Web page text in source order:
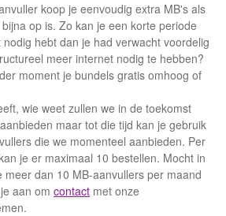
koop je eenvoudig extra MB's als
op is. Zo kan je een korte periode
hebt dan je had verwacht voordelig
meer internet nodig te hebben?
moment je bundels gratis omhoog of
wie weet zullen we in de toekomst
maar tot die tijd kan je gebruik
die we momenteel aanbieden. Per
je er maximaal 10 bestellen. Mocht in
meer dan 10 MB-aanvullers per maand
aan om contact met onze